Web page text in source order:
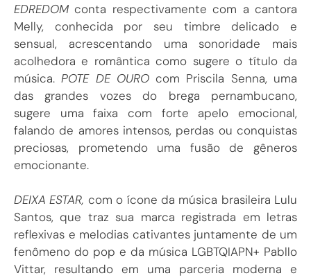
EDREDOMconta respectivamente com a cantora
Melly, conhecida por seu timbre delicado e
sensual, acrescentando uma sonoridade mais
acolhedora e romântica como sugere o título da
música.POTE DE OUROcom Priscila Senna, uma
das grandes vozes do brega pernambucano,
sugere uma faixa com forte apelo emocional,
falando de amores intensos, perdas ou conquistas
preciosas, prometendo uma fusão de gêneros
emocionante.
DEIXA ESTAR, com o ícone da música brasileira Lulu
Santos, que traz sua marca registrada em letras
reflexivas e melodias cativantes juntamente de um
fenômeno do pop e da música LGBTQIAPN+ Pabllo
Vittar, resultando em uma parceria moderna e